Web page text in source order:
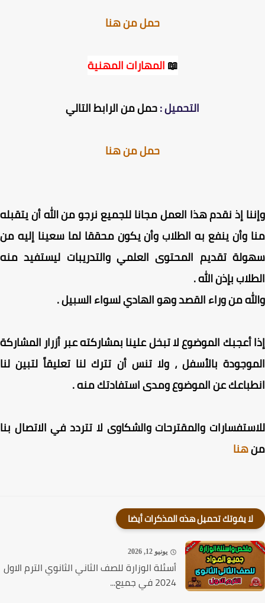
حمل من هنا
📖المهارات المهنية
التحميل :حمل من الرابط التالي
حمل من هنا
إذ نقدم هذا العمل مجانا للجميع نرجو من الله أن يتقبله
وأن ينفع به الطلاب وأن يكون محققا لما سعينا إليه من
تقديم المحتوى العلمي والتدريبات ليستفيد منه
بإذن الله .
من وراء القصد وهو الهادي لسواء السبيل .
أعجبك الموضوع لا تبخل علينا بمشاركته عبر أزرار المشاركة
بالأسفل ، ولا تنس أن تترك لنا تعليقاً لتبين لنا
عن الموضوع ومدى استفادتك منه .
والمقترحات والشكاوى لا تتردد في الاتصال بنا
هنا
لا يفوتك تحميل هذه المذكرات أيضا
يونيو 12, 2026
أسئلة الوزارة للصف الثاني الثانوي الترم الاول
2024 في جميع...